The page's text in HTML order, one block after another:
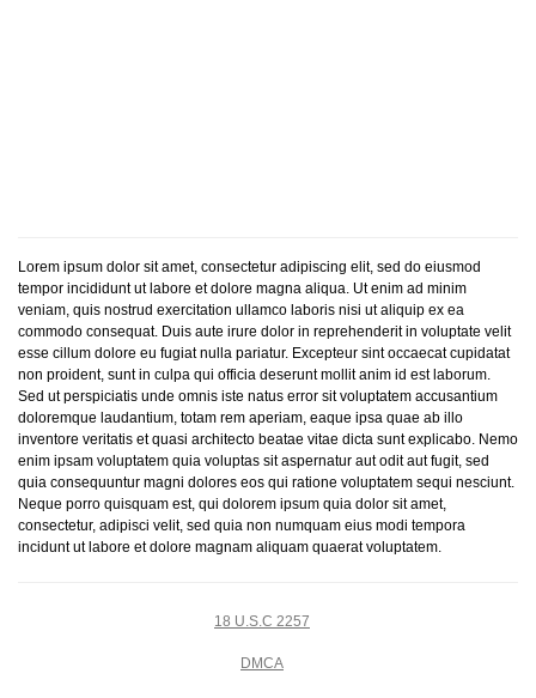
Lorem ipsum dolor sit amet, consectetur adipiscing elit, sed do eiusmod
tempor incididunt ut labore et dolore magna aliqua. Ut enim ad minim
veniam, quis nostrud exercitation ullamco laboris nisi ut aliquip ex ea
commodo consequat. Duis aute irure dolor in reprehenderit in voluptate velit
esse cillum dolore eu fugiat nulla pariatur. Excepteur sint occaecat cupidatat
non proident, sunt in culpa qui officia deserunt mollit anim id est laborum.
Sed ut perspiciatis unde omnis iste natus error sit voluptatem accusantium
doloremque laudantium, totam rem aperiam, eaque ipsa quae ab illo
inventore veritatis et quasi architecto beatae vitae dicta sunt explicabo. Nemo
enim ipsam voluptatem quia voluptas sit aspernatur aut odit aut fugit, sed
quia consequuntur magni dolores eos qui ratione voluptatem sequi nesciunt.
Neque porro quisquam est, qui dolorem ipsum quia dolor sit amet,
consectetur, adipisci velit, sed quia non numquam eius modi tempora
incidunt ut labore et dolore magnam aliquam quaerat voluptatem.
18 U.S.C 2257
DMCA